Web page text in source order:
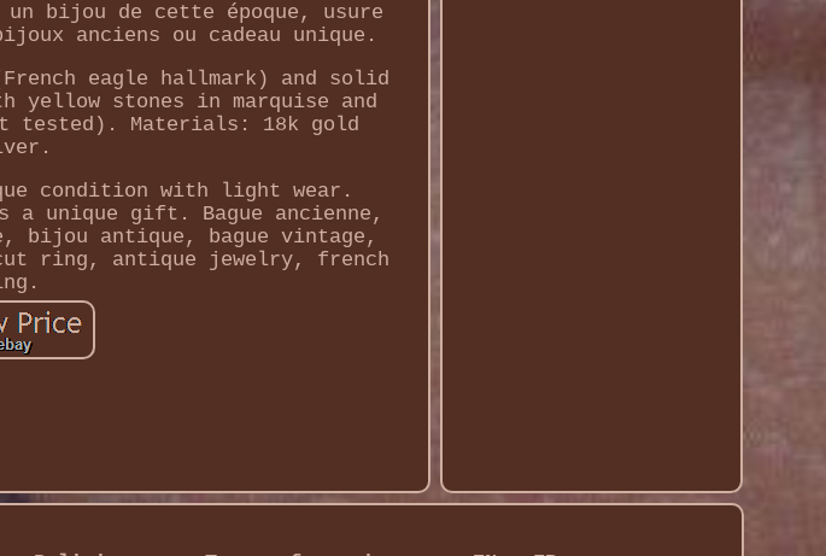
bijou de cette époque, usure
anciens ou cadeau unique.
eagle hallmark) and solid
yellow stones in marquise and
tested). Materials: 18k gold
condition with light wear.
unique gift. Bague ancienne,
bijou antique, bague vintage,
ring, antique jewelry, french